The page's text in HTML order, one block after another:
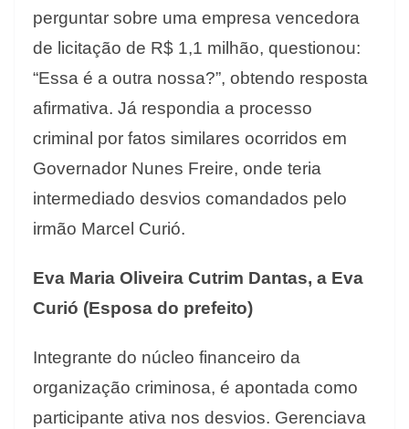
perguntar sobre uma empresa vencedora
de licitação de R$ 1,1 milhão, questionou:
“Essa é a outra nossa?”, obtendo resposta
afirmativa. Já respondia a processo
criminal por fatos similares ocorridos em
Governador Nunes Freire, onde teria
intermediado desvios comandados pelo
irmão Marcel Curió.
Eva Maria Oliveira Cutrim Dantas, a Eva
Curió (Esposa do prefeito)
Integrante do núcleo financeiro da
organização criminosa, é apontada como
participante ativa nos desvios. Gerenciava